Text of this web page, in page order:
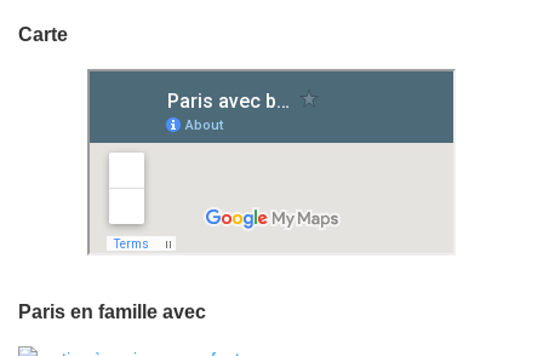
Carte
Paris en famille avec